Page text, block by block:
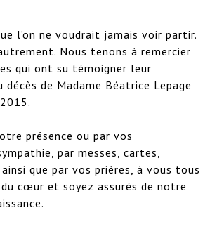
l’on ne voudrait jamais voir partir.
Nous tenons à remercier
qui ont su témoigner leur
de Madame Béatrice Lepage
présence ou par vos
par messes, cartes,
que par vos prières, à vous tous
cœur et soyez assurés de notre